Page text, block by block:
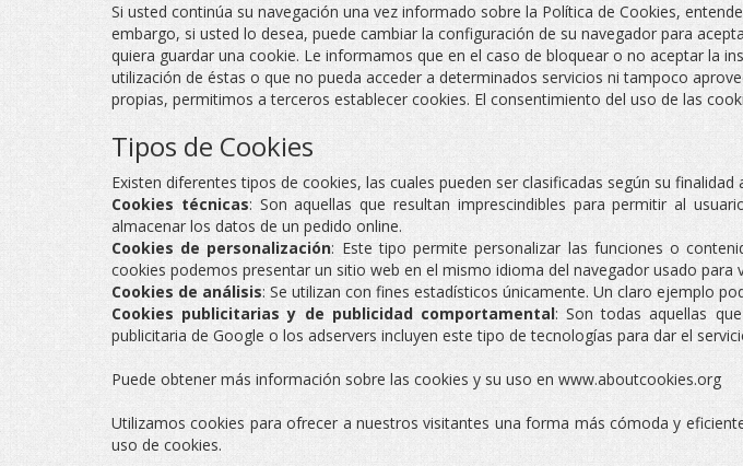
Si usted continúa su navegación una vez informado sobre la Política de Cookies,
embargo, si usted lo desea, puede cambiar la configuración de su navegador para
quiera guardar una cookie. Le informamos que en el caso de bloquear o no aceptar la
utilización de éstas o que no pueda acceder a determinados servicios ni tampoco
propias, permitimos a terceros establecer cookies. El consentimiento del uso de las
Tipos de Cookies
Existen diferentes tipos de cookies, las cuales pueden ser clasificadas según su
Cookies técnicas: Son aquellas que resultan imprescindibles para permitir al
almacenar los datos de un pedido online.
Cookies de personalización: Este tipo permite personalizar las funciones o
cookies podemos presentar un sitio web en el mismo idioma del navegador usado para
Cookies de análisis: Se utilizan con fines estadísticos únicamente. Un claro ejemplo
Cookies publicitarias y de publicidad comportamental: Son todas aquellas
publicitaria de Google o los adservers incluyen este tipo de tecnologías para dar el
Puede obtener más información sobre las cookies y su uso en www.aboutcookies.org
Utilizamos cookies para ofrecer a nuestros visitantes una forma más cómoda y
uso de cookies.